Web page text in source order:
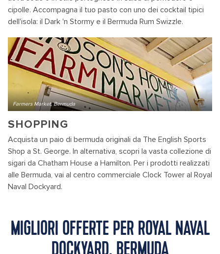
cipolle. Accompagna il tuo pasto con uno dei cocktail tipici
dell'isola: il Dark 'n Stormy e il Bermuda Rum Swizzle.
Farmers Market, Bermuda
SHOPPING
Acquista un paio di bermuda originali da The English Sports
Shop a St. George. In alternativa, scopri la vasta collezione di
sigari da Chatham House a Hamilton. Per i prodotti realizzati
alle Bermuda, vai al centro commerciale Clock Tower al Royal
Naval Dockyard.
MIGLIORI OFFERTE PER ROYAL NAVAL